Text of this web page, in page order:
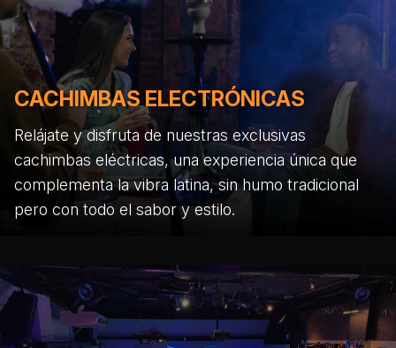
CACHIMBAS ELECTRÓNICAS
Relájate y disfruta de nuestras exclusivas
cachimbas eléctricas, una experiencia única que
complementa la vibra latina, sin humo tradicional
pero con todo el sabor y estilo.